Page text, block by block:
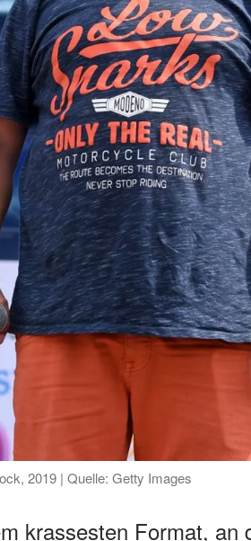
2019 | Quelle: Getty Images
krassesten Format, an